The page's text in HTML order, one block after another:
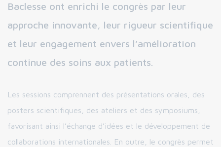
Baclesse ont enrichi le congrès par leur
approche innovante, leur rigueur scientifique
et leur engagement envers l’amélioration
continue des soins aux patients.
Les sessions comprennent des présentations orales, des
posters scientifiques, des ateliers et des symposiums,
favorisant ainsi l’échange d’idées et le développement de
collaborations internationales. En outre, le congrès permet